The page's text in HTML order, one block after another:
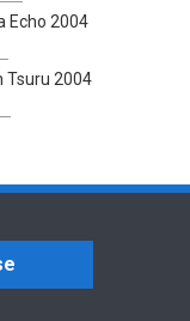
Echo 2004
Tsuru 2004